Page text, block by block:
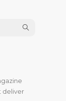
deliver